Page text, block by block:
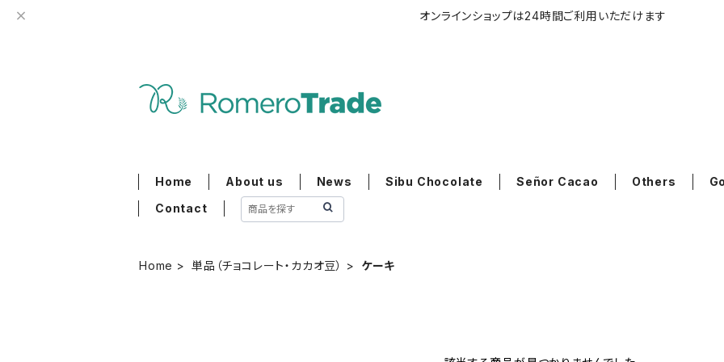
オンラインショップは24時間ご利用いただけます
Home About us News Sibu Chocolate Señor Cacao Others
Contact
Home 単品（チョコレート・カカオ豆） ケーキ